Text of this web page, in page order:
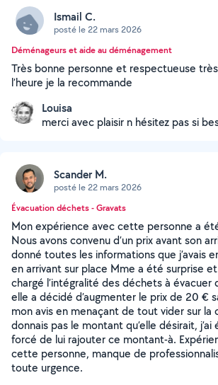
Ismail C.
posté le 22 mars 2026
Déménageurs et aide au déménagement
Très bonne personne et respectueuse
l’heure je la recommande
Louisa
merci avec plaisir n hésitez pas si
Scander M.
posté le 22 mars 2026
Évacuation déchets - Gravats
Mon expérience avec cette personne a
Nous avons convenu d’un prix avant son
donné toutes les informations que j’avais
en arrivant sur place Mme a été surprise
chargé l’intégralité des déchets à évacuer
elle a décidé d’augmenter le prix de 20 €
mon avis en menaçant de tout vider sur la
donnais pas le montant qu’elle désirait,
forcé de lui rajouter ce montant-à.
cette personne, manque de
toute urgence.